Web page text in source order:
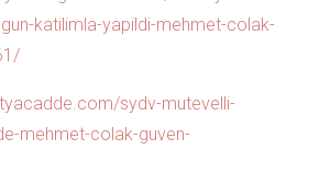
katilimla-yapildi-mehmet-colak-
sydv-mutevelli-
mehmet-colak-guven-